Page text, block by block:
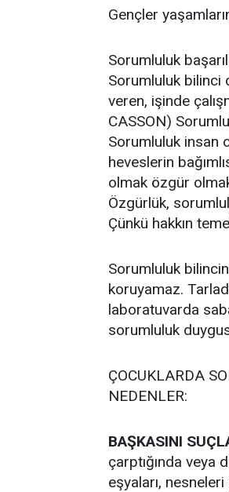
Gençler
Sorumluluk
Sorumluluk bilinci
veren, işinde
CASSON)
Sorumluluk insan
heveslerin
olmak özgür
Özgürlük,
Çünkü hakkın
Sorumluluk
koruyamaz.
laboratuvarda
sorumluluk
ÇOCUKLARDA
NEDENLER:
BAŞKASINI
çarptığında veya
eşyaları,